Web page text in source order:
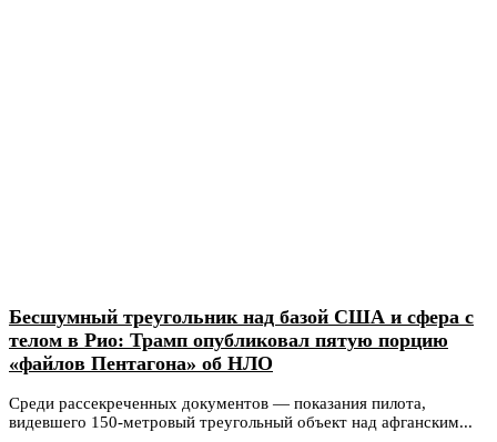
Бесшумный треугольник над базой США и сфера с
телом в Рио: Трамп опубликовал пятую порцию
«файлов Пентагона» об НЛО
Среди рассекреченных документов — показания пилота,
видевшего 150-метровый треугольный объект над афганским...